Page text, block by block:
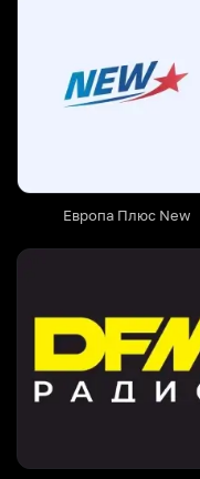
Европа Плюс New